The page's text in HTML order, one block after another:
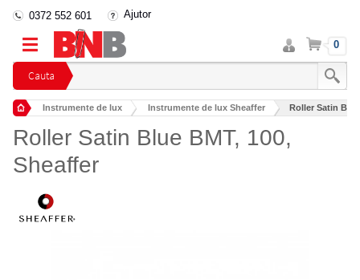
Cauta
0372 552 601 Ajutor
Intra
in
cont
Cos 0
Instrumente de lux Instrumente de lux Sheaffer Roller Satin
Roller Satin Blue BMT, 100,
Sheaffer